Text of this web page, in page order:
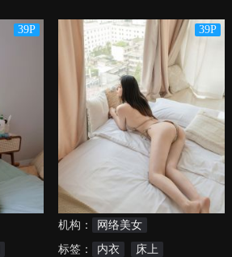
- 皮鞋、厚黑丝、瑜伽动作
39P
39P
机构：
网络美女
标签：
内衣
床上